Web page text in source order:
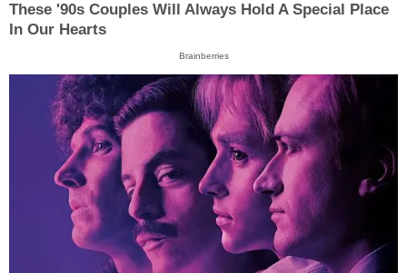
These '90s Couples Will Always Hold A Special Place
In Our Hearts
Brainberries